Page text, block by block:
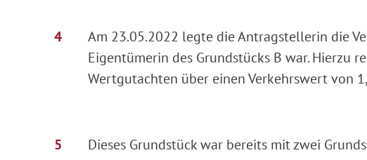
Am 23.05.2022 legte die Antragstellerin die
Eigentümerin des Grundstücks B war. Hierzu
Wertgutachten über einen Verkehrswert von
Dieses Grundstück war bereits mit zwei